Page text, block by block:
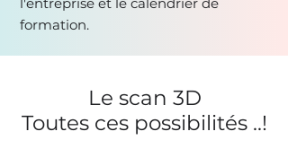
formation.
Le scan 3D
Toutes ces possibilités ..!